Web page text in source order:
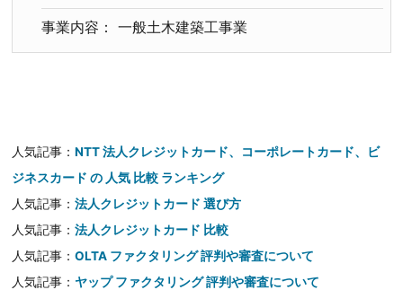
事業内容： 一般土木建築工事業
人気記事：NTT 法人クレジットカード、コーポレートカード、ビ
ジネスカード の 人気 比較 ランキング
人気記事：法人クレジットカード 選び方
人気記事：法人クレジットカード 比較
人気記事：OLTA ファクタリング 評判や審査について
人気記事： ヤップ ファクタリング 評判や審査について